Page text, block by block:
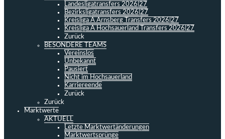
Landesligatransfers 2026|27
Bezirksligatransfers 2026|27
Kreisliga A Arnsberg Transfers 2026|27
Kreisliga A Hochsauerland Transfers 2026|27
Zurück
BESONDERE TEAMS
Vereinslos
Unbekannt
Pausiert
Nicht im Hochsauerland
Karriereende
Zurück
Zurück
Marktwerte
AKTUELL
Letzte Marktwertänderungen
Marktwertsprünge